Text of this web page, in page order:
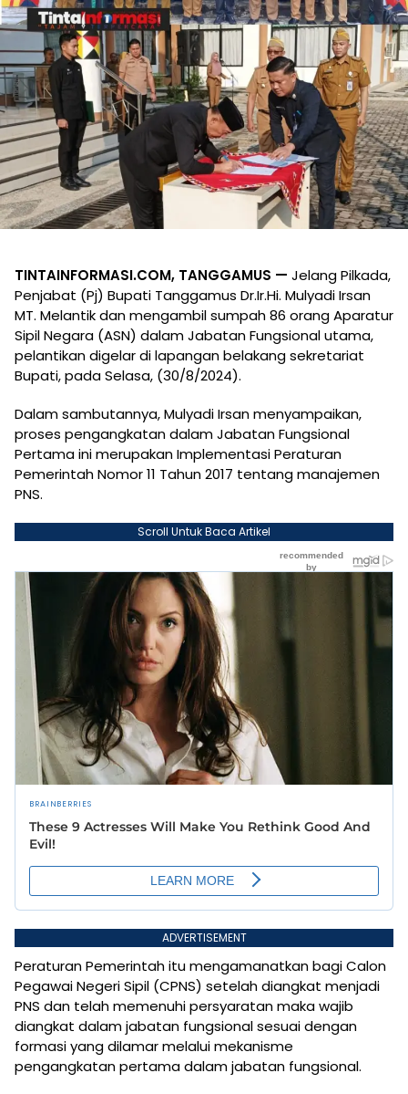
TINTAINFORMASI.COM, TANGGAMUS — Jelang Pilkada,
Penjabat (Pj) Bupati Tanggamus Dr.Ir.Hi. Mulyadi Irsan
MT. Melantik dan mengambil sumpah 86 orang Aparatur
Sipil Negara (ASN) dalam Jabatan Fungsional utama,
pelantikan digelar di lapangan belakang sekretariat
Bupati, pada Selasa, (30/8/2024).
Dalam sambutannya, Mulyadi Irsan menyampaikan,
proses pengangkatan dalam Jabatan Fungsional
Pertama ini merupakan Implementasi Peraturan
Pemerintah Nomor 11 Tahun 2017 tentang manajemen
PNS.
Scroll Untuk Baca Artikel
ADVERTISEMENT
Peraturan Pemerintah itu mengamanatkan bagi Calon
Pegawai Negeri Sipil (CPNS) setelah diangkat menjadi
PNS dan telah memenuhi persyaratan maka wajib
diangkat dalam jabatan fungsional sesuai dengan
formasi yang dilamar melalui mekanisme
pengangkatan pertama dalam jabatan fungsional.